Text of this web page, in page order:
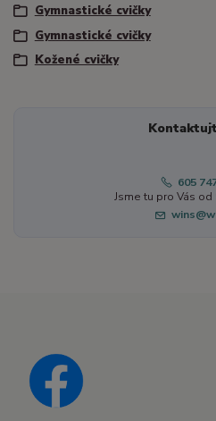
Gymnastické cvičky
Gymnastické cvičky
Kožené cvičky
605
Jsme tu pro Vás